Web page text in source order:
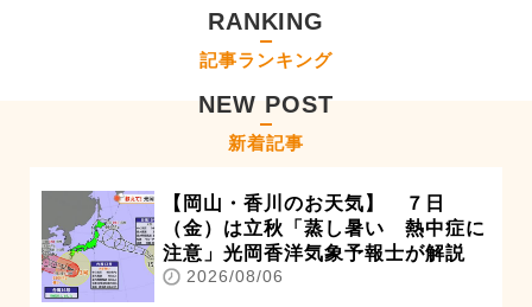
RANKING
記事ランキング
NEW POST
新着記事
【岡山・香川のお天気】 ７日
（金）は立秋「蒸し暑い 熱中症に
注意」光岡香洋気象予報士が解説
2026/08/06